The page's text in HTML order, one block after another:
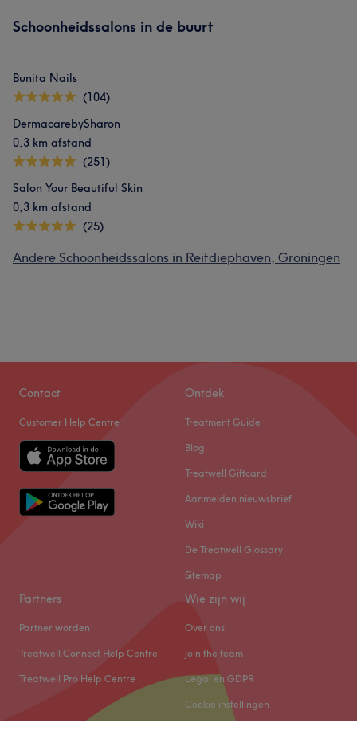
Schoonheidssalons in de buurt
Bunita Nails
(104)
DermacarebySharon
0,3 km afstand
(251)
Salon Your Beautiful Skin
0,3 km afstand
(25)
Andere Schoonheidssalons in Reitdiephaven, Groningen
Contact
Customer Help Centre
Ontdek
Treatment Guide
Blog
Treatwell Giftcard
Aanmelden nieuwsbrief
Wiki
De Treatwell Glossary
Sitemap
Partners
Partner worden
Treatwell Connect Help Centre
Treatwell Pro Help Centre
Wie zijn wij
Over ons
Join the team
Legal en GDPR
Cookie instellingen